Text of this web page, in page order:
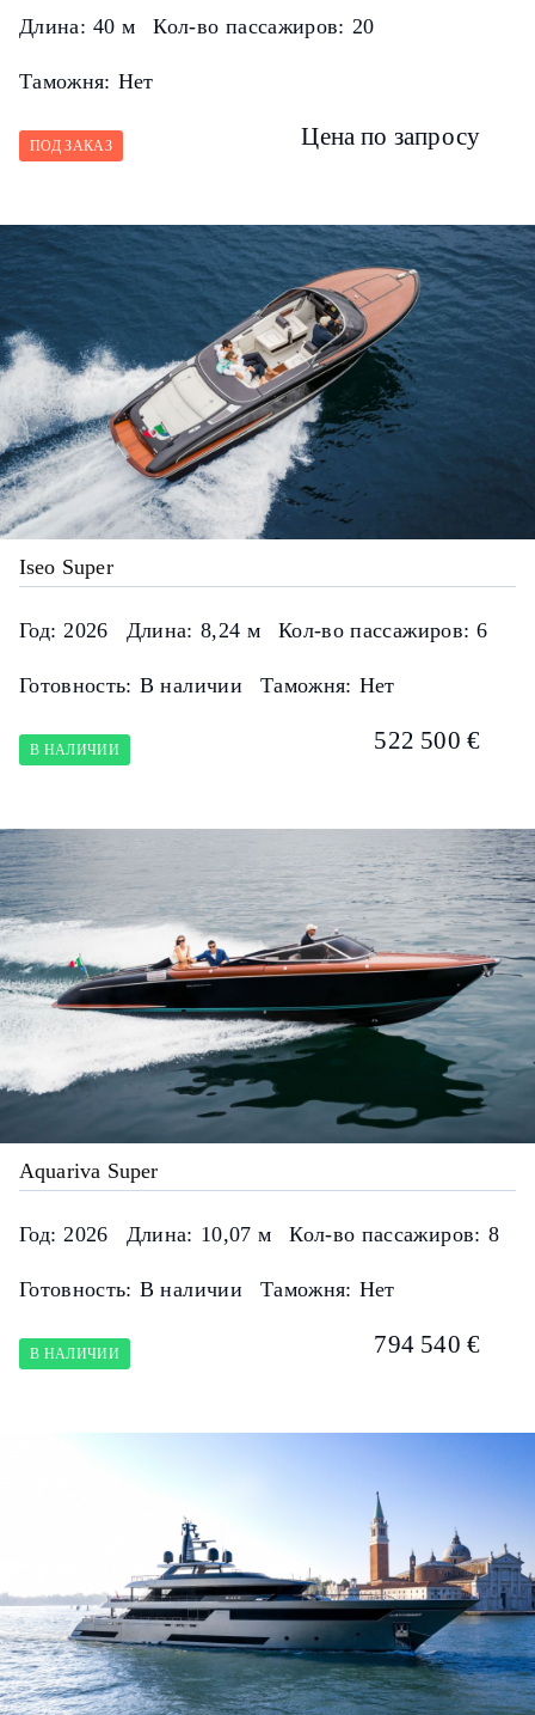
Длина: 40 м Кол-во пассажиров: 20
Таможня: Нет
ПОД ЗАКАЗ Цена по запросу
Iseo Super
Год: 2026 Длина: 8,24 м Кол-во пассажиров: 6
Готовность: В наличии Таможня: Нет
В НАЛИЧИИ 522 500 €
Aquariva Super
Год: 2026 Длина: 10,07 м Кол-во пассажиров: 8
Готовность: В наличии Таможня: Нет
В НАЛИЧИИ 794 540 €